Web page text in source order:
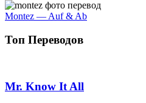
Montez — Auf & Ab
Топ Переводов
Mr. Know It All